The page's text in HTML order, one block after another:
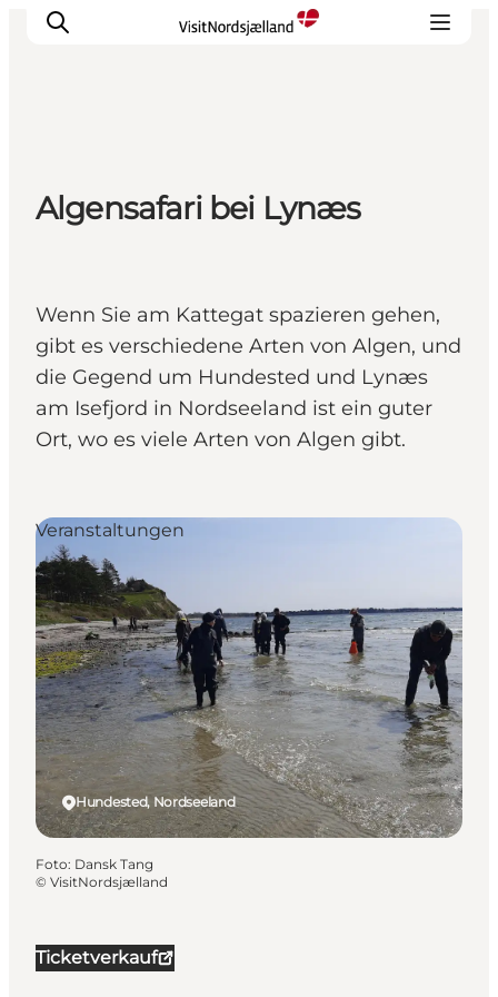
Highlights
Erlebnisse
Städte
Reiseplanung
Algensafari bei Lynæs
Wenn Sie am Kattegat spazieren gehen,
gibt es verschiedene Arten von Algen, und
die Gegend um Hundested und Lynæs
am Isefjord in Nordseeland ist ein guter
Ort, wo es viele Arten von Algen gibt.
Ticketverkauf
Hundested, Nordseeland
Veranstaltungen
Foto: Dansk Tang
© VisitNordsjælland